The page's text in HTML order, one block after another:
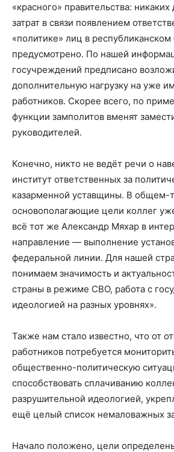
«красного» правительства:
затрат в связи появлением
«политике» лиц в
предусмотрено. По нашей
госучреждений предписано
дополнительную нагрузку на уже
работников. Скорее всего, по
функции замполитов вменят
руководителей.
Конечно, никто не ведёт речи о
институт ответственных за
казарменной уставщины. В общем-
основополагающие цели коллег
всё тот же Александр Мяхар в
направление — выполнение
федеральной линии. Для нашей
понимаем значимость и
страны в режиме СВО, работа с
идеологией на разных уровнях».
Также нам стало известно, что от
работников потребуется
общественно-политическую
способствовать сплачиванию
разрушительной идеологией,
ещё целый список немаловажных
Начало положено, цели